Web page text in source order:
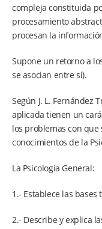
compleja constituida
procesamiento
procesan la
Supone un retorno a
se asocian entre sí).
Según J. L. Fernández
aplicada tienen un
los problemas con
conocimientos de la
La Psicología General:
1.- Establece las
2.- Describe y explica